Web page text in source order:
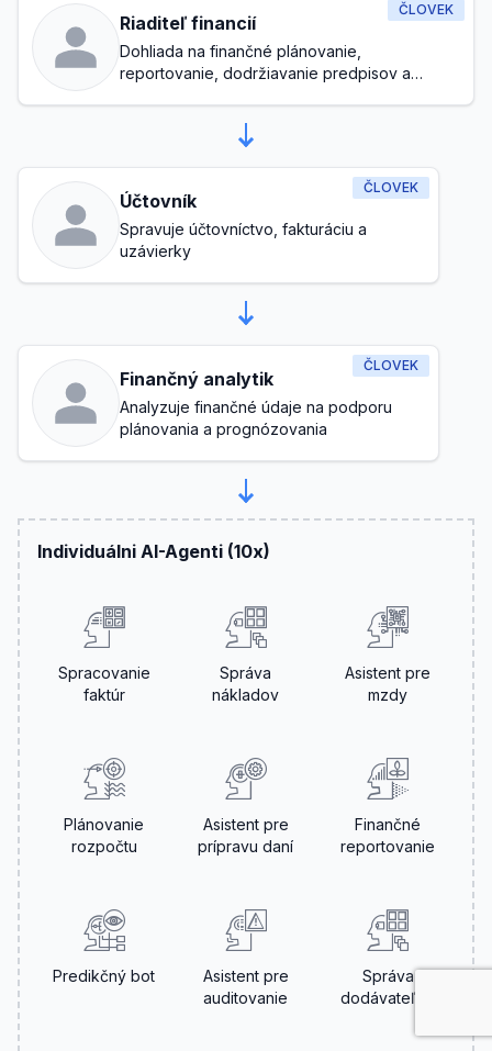
ČLOVEK
Riaditeľ financií
Dohliada na finančné plánovanie,
reportovanie, dodržiavanie predpisov a
ČLOVEK
Účtovník
Spravuje účtovníctvo, fakturáciu a
uzávierky
ČLOVEK
Finančný analytik
Analyzuje finančné údaje na podporu
plánovania a prognózovania
Individuálni AI-Agenti (10x)
Spracovanie
faktúr
Správa
nákladov
Asistent pre
mzdy
Plánovanie
rozpočtu
Asistent pre
prípravu daní
Finančné
reportovanie
Predikčný bot
Asistent pre
auditovanie
Správa
dodávateľov